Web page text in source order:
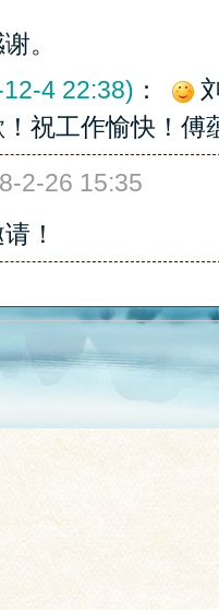
。
4 22:38) ：
祝工作愉快！傅
2-26 15:35
！